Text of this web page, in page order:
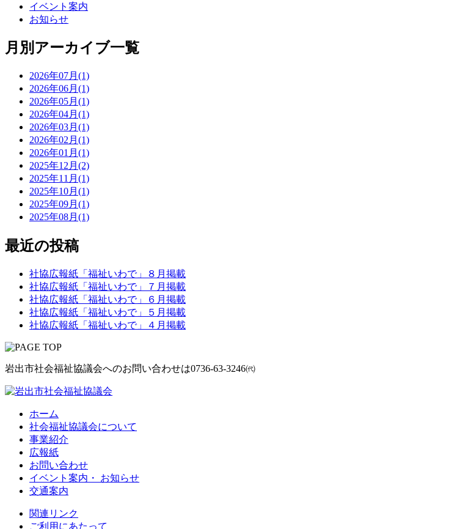
イベント案内
お知らせ
月別アーカイブ一覧
2026年07月(1)
2026年06月(1)
2026年05月(1)
2026年04月(1)
2026年03月(1)
2026年02月(1)
2026年01月(1)
2025年12月(2)
2025年11月(1)
2025年10月(1)
2025年09月(1)
2025年08月(1)
最近の投稿
社協広報紙「福祉いわで」８月掲載
社協広報紙「福祉いわで」７月掲載
社協広報紙「福祉いわで」６月掲載
社協広報紙「福祉いわで」５月掲載
社協広報紙「福祉いわで」４月掲載
岩出市社会福祉協議会へのお問い合わせは0736-63-3246㈹
ホーム
社会福祉協議会について
事業紹介
広報紙
お問い合わせ
イベント案内・ お知らせ
交通案内
関連リンク
ご利用にあたって